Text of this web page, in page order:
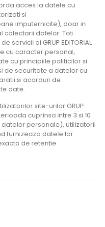
acces la datele cu
si
imputernicite), doar in
colectarii datelor. Toti
servicii ai GRUP EDITORIAL
cu caracter personal,
cu principiile politicilor si
de securitate a datelor cu
si acorduri de
date.
site-urilor GRUP
cuprinsa intre 3 si 10
personale), utilizatorii
furnizeaza datele lor
de retentie.